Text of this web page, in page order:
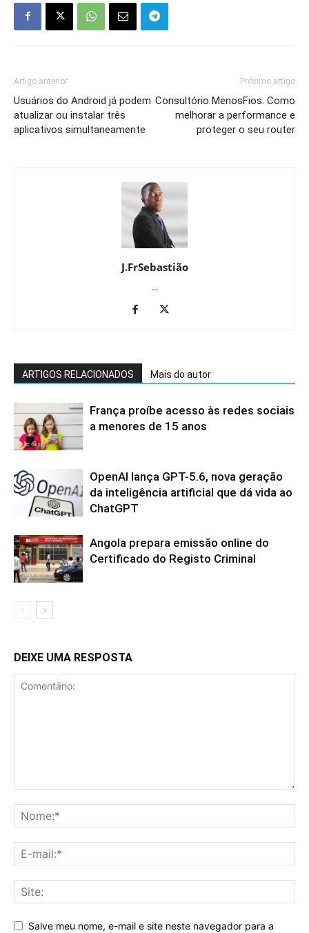
Artigo anterior
Usuários do Android já podem
atualizar ou instalar três
aplicativos simultaneamente
Próximo artigo
Consultório MenosFios. Como
melhorar a performance e
proteger o seu router
J.FrSebastião
...
ARTIGOS RELACIONADOS Mais do autor
França proíbe acesso às redes sociais
a menores de 15 anos
OpenAI lança GPT-5.6, nova geração
da inteligência artificial que dá vida ao
ChatGPT
Angola prepara emissão online do
Certificado do Registo Criminal
DEIXE UMA RESPOSTA
Salve meu nome, e-mail e site neste navegador para a